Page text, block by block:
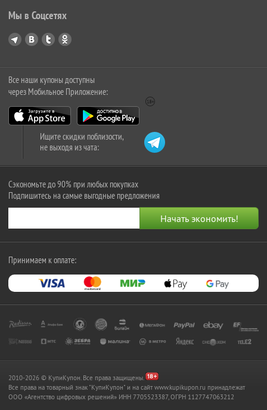
Мы в Соцсетях
Все наши купоны доступны
через Мобильное Приложение:
Ищите скидки поблизости,
не выходя из чата:
Сэкономьте до 90% при любых покупках
Подпишитесь на самые выгодные предложения
Принимаем к оплате:
2010-2026 © КупиКупон. Все права защищены.
Все права на товарный знак "КупиКупон" и на сайт www.kupikupon.ru принадлежат
OOO «Агентство цифровых решений» ИНН 7705523387, ОГРН 1127747063212